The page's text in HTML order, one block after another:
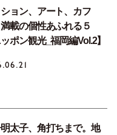
ョン、アート、カフ
載の個性あふれる５
ポン観光_福岡編Vol.2】
太子、角打ちまで。地